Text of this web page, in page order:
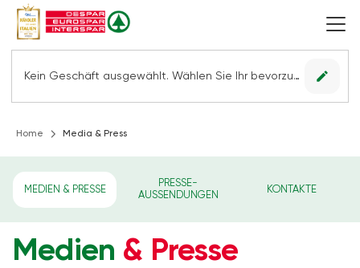
Kein Geschäft ausgewählt. Wählen Sie Ihr bevorzugtes Geschäft, um alle Angebote sehen zu können. edit
Home Media & Press
MEDIEN & PRESSE
PRESSE-
AUSSENDUNGEN
KONTAKTE
Medien & Presse